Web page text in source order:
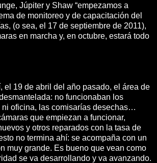
Júpiter y Shaw “empezamos a
de monitoreo y de capacitación del
(o sea, el 17 de septiembre de 2011),
en marcha y, en octubre, estará todo
el 19 de abril del año pasado, el área de
no funcionaban los
ni oficina, las comisarías desechas…
que empiezan a funcionar,
y otros reparados con la tasa de
no termina ahí: se acompaña con un
muy grande. Es bueno que vean como
se va desarrollando y va avanzando.